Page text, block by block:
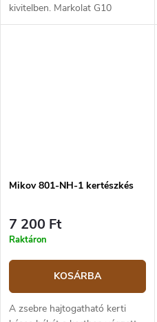
kivitelben. Markolat G10
prérifarkas színű. Penge 10 cm
Mikov 801-NH-1 kertészkés
7 200 Ft
Raktáron
KOSÁRBA
A zsebre hajtogatható kerti